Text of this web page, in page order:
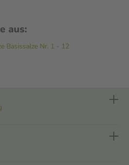
aus:
Basissalze Nr. 1 - 12